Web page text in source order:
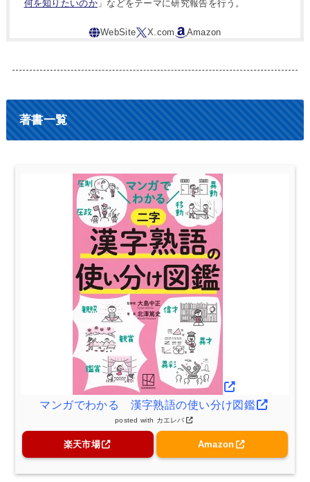
何を知りたいのか」などをテーマに研究報告を行う。
著書一覧
マンガでわかる 漢字熟語の使い分け図鑑
posted with カエレバ
楽天市場 Amazon